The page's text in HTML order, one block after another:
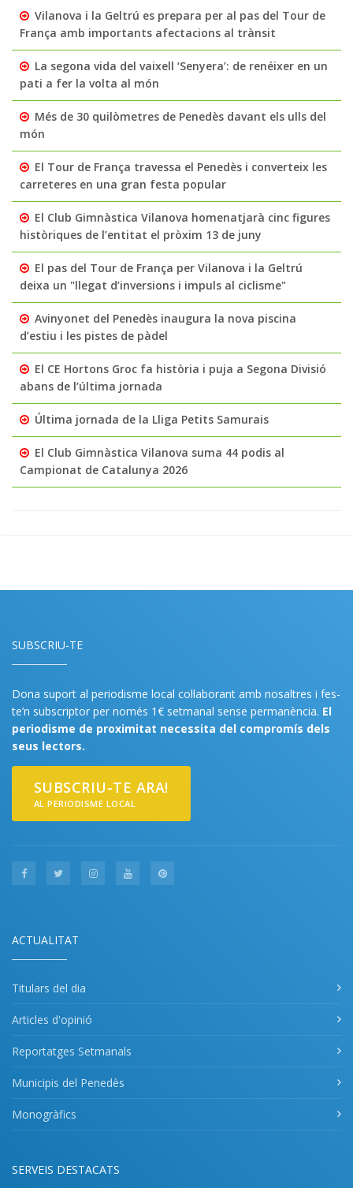
Vilanova i la Geltrú es prepara per al pas del Tour de
França amb importants afectacions al trànsit
La segona vida del vaixell ‘Senyera’: de renéixer en un
pati a fer la volta al món
Més de 30 quilòmetres de Penedès davant els ulls del
món
El Tour de França travessa el Penedès i converteix les
carreteres en una gran festa popular
El Club Gimnàstica Vilanova homenatjarà cinc figures
històriques de l’entitat el pròxim 13 de juny
El pas del Tour de França per Vilanova i la Geltrú
deixa un "llegat d’inversions i impuls al ciclisme"
Avinyonet del Penedès inaugura la nova piscina
d’estiu i les pistes de pàdel
El CE Hortons Groc fa història i puja a Segona Divisió
abans de l’última jornada
Última jornada de la Lliga Petits Samurais
El Club Gimnàstica Vilanova suma 44 podis al
Campionat de Catalunya 2026
SUBSCRIU-TE
Dona suport al periodisme local col·laborant amb nosaltres i fes-
te’n subscriptor per només 1€ setmanal sense permanència. El
periodisme de proximitat necessita del compromís dels
seus lectors.
SUBSCRIU-TE ARA!
AL PERIODISME LOCAL
ACTUALITAT
Titulars del dia
Articles d'opinió
Reportatges Setmanals
Municipis del Penedès
Monogràfics
SERVEIS DESTACATS